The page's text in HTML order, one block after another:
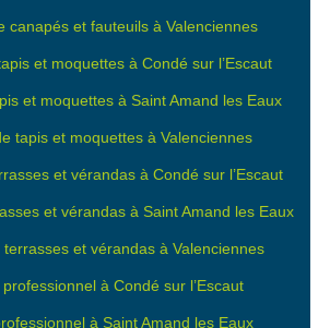
canapés et fauteuils à Valenciennes
et moquettes à Condé sur l’Escaut
et moquettes à Saint Amand les Eaux
tapis et moquettes à Valenciennes
et vérandas à Condé sur l’Escaut
et vérandas à Saint Amand les Eaux
et vérandas à Valenciennes
à Condé sur l’Escaut
à Saint Amand les Eaux